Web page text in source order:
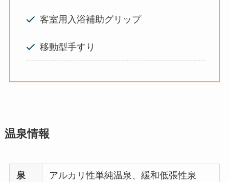
客室用入浴補助グリップ
移動型手すり
温泉情報
泉
アルカリ性単純温泉、緩和低張性泉